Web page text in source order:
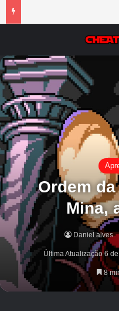
Ordem
Mina,
Daniel alves
Última Atualização 6
8